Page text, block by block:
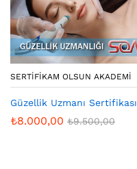
SERTIFIKAM OLSUN AKADEMI
Güzellik Uzmanı Sertifikası
₺8.000,00 ₺9.500,00